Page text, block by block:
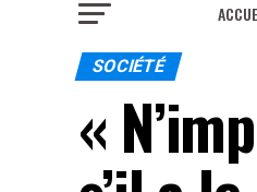
SOCIÉTÉ
«